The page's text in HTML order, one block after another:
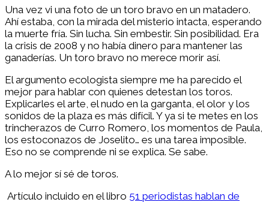
Una vez vi una foto de un toro bravo en un matadero.
Ahí estaba, con la mirada del misterio intacta, esperando
la muerte fría. Sin lucha. Sin embestir. Sin posibilidad. Era
la crisis de 2008 y no había dinero para mantener las
ganaderías. Un toro bravo no merece morir así.
El argumento ecologista siempre me ha parecido el
mejor para hablar con quienes detestan los toros.
Explicarles el arte, el nudo en la garganta, el olor y los
sonidos de la plaza es más difícil. Y ya si te metes en los
trincherazos de Curro Romero, los momentos de Paula,
los estoconazos de Joselito… es una tarea imposible.
Eso no se comprende ni se explica. Se sabe.
A lo mejor sí sé de toros.
Artículo incluido en el libro 51 periodistas hablan de